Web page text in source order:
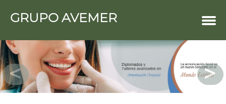
GRUPO AVEMER
COMERCIOS
Bebes y ninos
Bebidas
Carniceria
Carpinteria
Cauchera
Centro comercial
Cerrajeria